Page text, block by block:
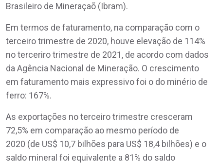
Brasileiro de Mineraçaõ (Ibram).
Em termos de faturamento, na comparação com o
terceiro trimestre de 2020, houve elevação de 114%
no terceriro trimestre de 2021, de acordo com dados
da Agência Nacional de Mineração. O crescimento
em faturamento mais expressivo foi o do minério de
ferro: 167%.
As exportações no terceiro trimestre cresceram
72,5% em comparação ao mesmo período de
2020 (de US$ 10,7 bilhões para US$ 18,4 bilhões) e o
saldo mineral foi equivalente a 81% do saldo